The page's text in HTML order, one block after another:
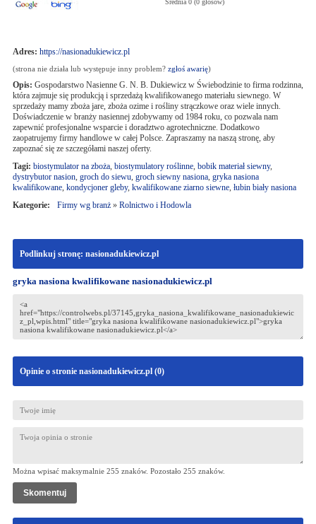
Średnia 0 (0 głosów)
Adres: https://nasionadukiewicz.pl
(strona nie działa lub występuje inny problem? zgłoś awarię)
Opis: Gospodarstwo Nasienne G. N. B. Dukiewicz w Świebodzinie to firma rodzinna,
która zajmuje się produkcją i sprzedażą kwalifikowanego materiału siewnego. W
sprzedaży mamy zboża jare, zboża ozime i rośliny strączkowe oraz wiele innych.
Doświadczenie w branży nasiennej zdobywamy od 1984 roku, co pozwala nam
zapewnić profesjonalne wsparcie i doradztwo agrotechniczne. Dodatkowo
zaopatrujemy firmy handlowe w całej Polsce. Zapraszamy na naszą stronę, aby
zapoznać się ze szczegółami naszej oferty.
Tagi: biostymulator na zboża, biostymulatory roślinne, bobik materiał siewny,
dystrybutor nasion, groch do siewu, groch siewny nasiona, gryka nasiona
kwalifikowane, kondycjoner gleby, kwalifikowane ziarno siewne, łubin biały nasiona
Kategorie:
Firmy wg branż» Rolnictwo i Hodowla
Podlinkuj stronę: nasionadukiewicz.pl
gryka nasiona kwalifikowane nasionadukiewicz.pl
Opinie o stronie nasionadukiewicz.pl (0)
Można wpisać maksymalnie 255 znaków. Pozostało 255 znaków.